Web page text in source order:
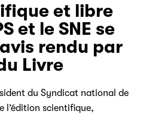
et libre
et le SNE se
rendu par
Livre
du Syndicat national de
l’édition scientifique,